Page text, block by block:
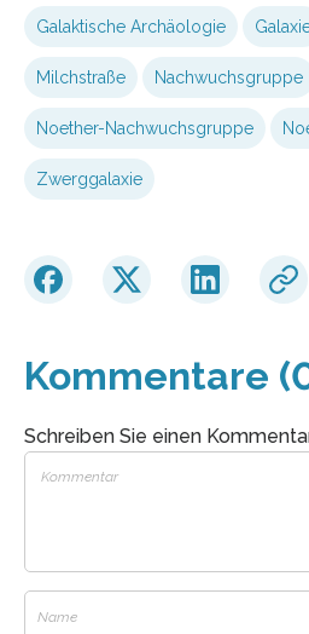
Galaktische Archäologie
Milchstraße Nachwuchsgruppe
Noether-Nachwuchsgruppe
Zwerggalaxie
Kommentare
Schreiben Sie einen